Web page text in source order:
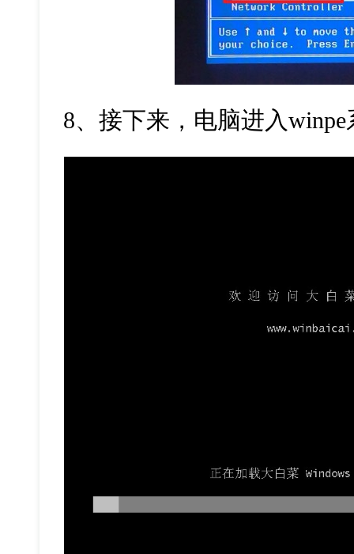
8、接下来，电脑进入winpe